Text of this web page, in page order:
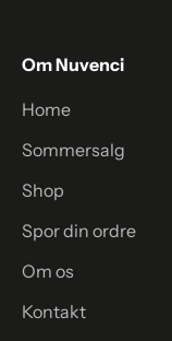
Om Nuvenci
Home
Sommersalg
Shop
Spor din ordre
Om os
Kontakt